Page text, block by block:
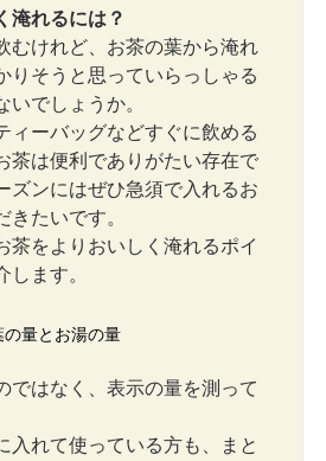
淹れるには？
むけれど、お茶の葉から淹れ
りそうと思っていらっしゃる
いでしょうか。
ィーバッグなどすぐに飲める
茶は便利でありがたい存在で
ズンにはぜひ急須で入れるお
きたいです。
茶をよりおいしく淹れるポイ
します。
量とお湯の量
ではなく、表示の量を測って
入れて使っている方も、まと